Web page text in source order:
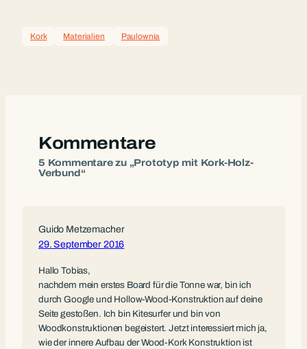
Kork Materialien Paulownia
Kommentare
5 Kommentare zu „Prototyp mit Kork-Holz-
Verbund“
Guido Metzemacher
29. September 2016
Hallo Tobias,
nachdem mein erstes Board für die Tonne war, bin ich
durch Google und Hollow-Wood-Konstruktion auf deine
Seite gestoßen. Ich bin Kitesurfer und bin von
Woodkonstruktionen begeistert. Jetzt interessiert mich ja,
wie der innere Aufbau der Wood-Kork Konstruktion ist